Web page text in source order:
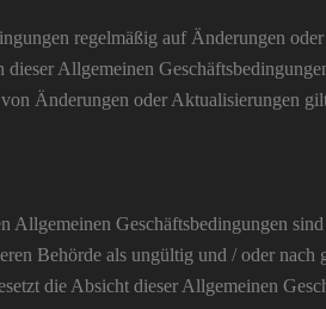
regelmäßig auf Änderungen
Allgemeinen
Änderungen oder Aktualisierungen
Allgemeinen Geschäftsbedingungen
Behörde als ungültig und / oder nach
die Absicht dieser Allgemeinen